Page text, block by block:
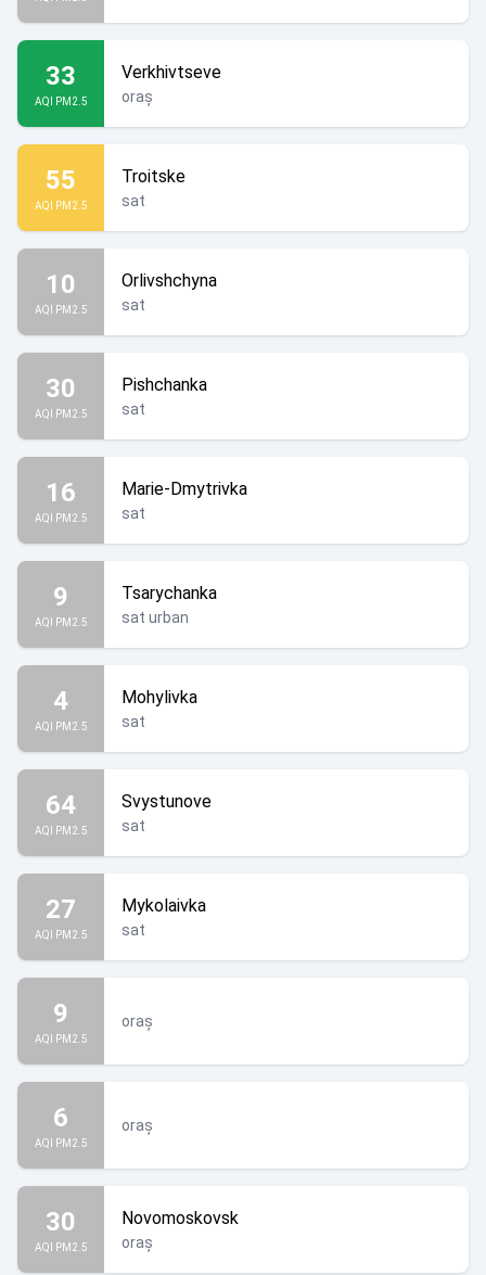
33
AQI PM2.5
Verkhivtseve
oraș
55
AQI PM2.5
Troitske
sat
10
AQI PM2.5
Orlivshchyna
sat
30
AQI PM2.5
Pishchanka
sat
16
AQI PM2.5
Marie-Dmytrivka
sat
9
AQI PM2.5
Tsarychanka
sat urban
4
AQI PM2.5
Mohylivka
sat
64
AQI PM2.5
Svystunove
sat
27
AQI PM2.5
Mykolaivka
sat
9
AQI PM2.5
oraș
6
AQI PM2.5
oraș
30
AQI PM2.5
Novomoskovsk
oraș